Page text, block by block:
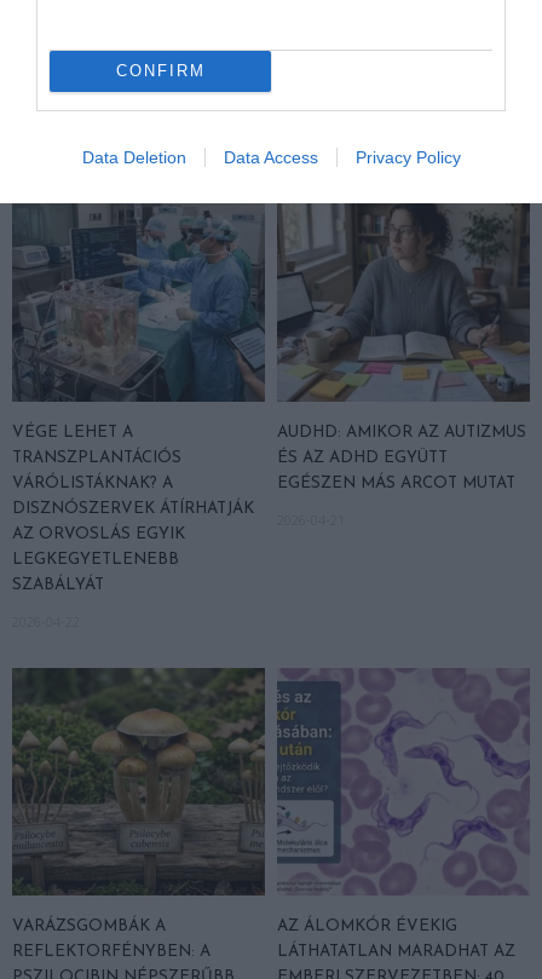
CONFIRM
Data Deletion Data Access Privacy Policy
HOGYAN KELL NÉZNI A
TERMÉSZETET
VÉGE LEHET A
TRANSZPLANTÁCIÓS
VÁRÓLISTÁKNAK? A
DISZNÓSZERVEK ÁTÍRHATJÁK
AZ ORVOSLÁS EGYIK
LEGKEGYETLENEBB
SZABÁLYÁT
AUDHD: AMIKOR AZ AUTIZMUS
ÉS AZ ADHD EGYÜTT
EGÉSZEN MÁS ARCOT MUTAT
VARÁZSGOMBÁK A
REFLEKTORFÉNYBEN: A
AZ ÁLOMKÓR ÉVEKIG
LÁTHATATLAN MARADHAT AZ